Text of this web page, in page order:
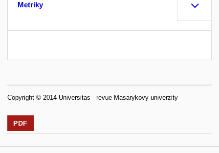
Metriky
Copyright © 2014 Universitas - revue Masarykovy univerzity
PDF